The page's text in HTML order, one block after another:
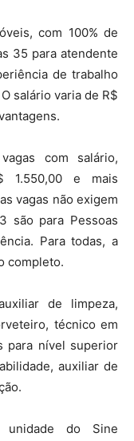
com 100% de
35 para atendente
de trabalho
salário varia de R$
com salário,
1.550,00 e mais
vagas não exigem
são para Pessoas
Para todas, a
completo.
de limpeza,
técnico em
para nível superior
auxiliar de
unidade do Sine